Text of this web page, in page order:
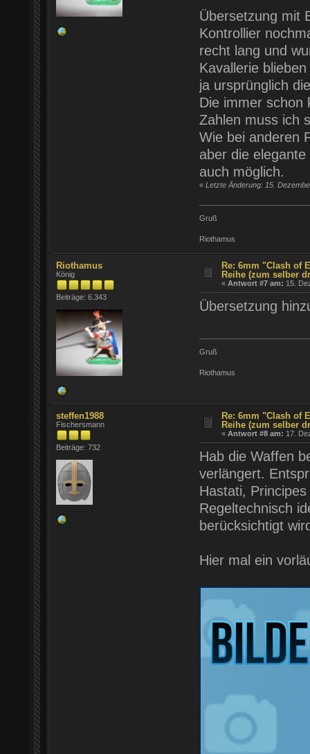
Übersetzung mit
Kontrollier
recht lang und
Kavallerie
ja ursprünglich
Die immer schon
Zahlen muss ich
Wie bei anderen
aber die
auch möglich.
« Letzte Änderung: 15.
Gruß
Riothamus
Riothamus
König
Beiträge: 6.343
Re: 6mm "Clash of
Reihe (zum selber
«Antwort #7 am: 15.
Übersetzung
Gruß
Riothamus
steffen1988
Fischersmann
Beiträge: 732
Re: 6mm "Clash of
Reihe (zum selber
«Antwort #8 am: 17.
Hab die Waffen
verlängert.
Hastati,
Regeltechnisch
berücksichtigt
Hier mal ein